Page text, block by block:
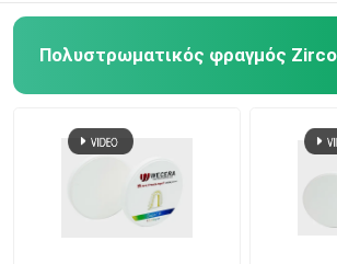
τρισδιάστατο υπέρ Zirconia